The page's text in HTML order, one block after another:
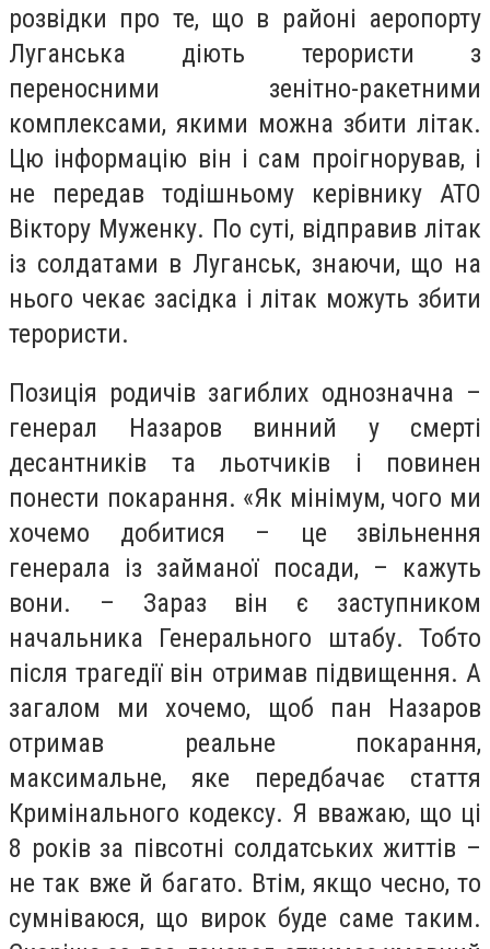
розвідки про те, що в районі аеропорту
Луганська діють терористи з
переносними зенітно-ракетними
комплексами, якими можна збити літак.
Цю інформацію він і сам проігнорував, і
не передав тодішньому керівнику АТО
Віктору Муженку. По суті, відправив літак
із солдатами в Луганськ, знаючи, що на
нього чекає засідка і літак можуть збити
терористи.
Позиція родичів загиблих однозначна –
генерал Назаров винний у смерті
десантників та льотчиків і повинен
понести покарання. «Як мінімум, чого ми
хочемо добитися – це звільнення
генерала із займаної посади, – кажуть
вони. – Зараз він є заступником
начальника Генерального штабу. Тобто
після трагедії він отримав підвищення. А
загалом ми хочемо, щоб пан Назаров
отримав реальне покарання,
максимальне, яке передбачає стаття
Кримінального кодексу. Я вважаю, що ці
8 років за півсотні солдатських життів –
не так вже й багато. Втім, якщо чесно, то
сумніваюся, що вирок буде саме таким.